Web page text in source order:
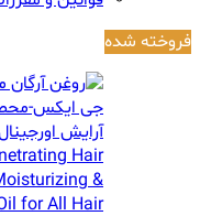
فروخته شده